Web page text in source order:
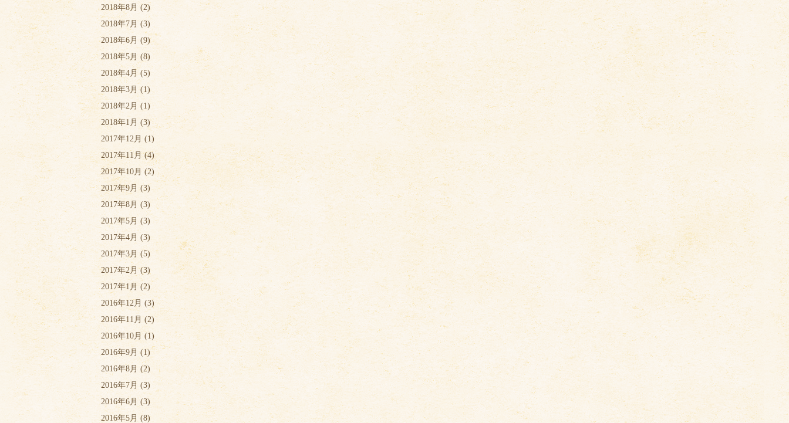
2018年8月 (2)
2018年7月 (3)
2018年6月 (9)
2018年5月 (8)
2018年4月 (5)
2018年3月 (1)
2018年2月 (1)
2018年1月 (3)
2017年12月 (1)
2017年11月(4)
2017年10月 (2)
2017年9月 (3)
2017年8月 (3)
2017年5月 (3)
2017年4月 (3)
2017年3月 (5)
2017年2月 (3)
2017年1月 (2)
2016年12月 (3)
2016年11月 (2)
2016年10月(1)
2016年9月 (1)
2016年8月 (2)
2016年7月 (3)
2016年6月(3)
2016年5月 (8)